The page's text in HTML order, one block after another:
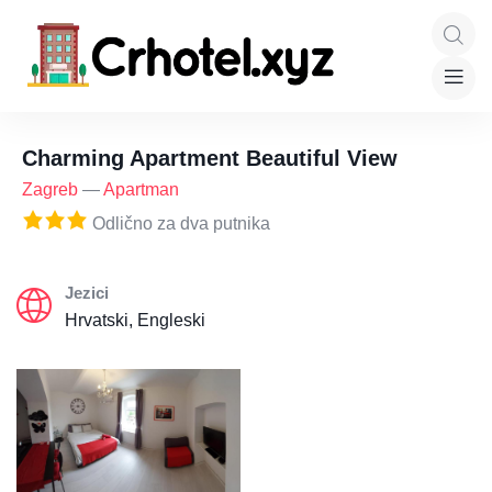
Charming Apartment Beautiful View
Zagreb —Apartman
Odlično za dva putnika
Jezici
Hrvatski, Engleski